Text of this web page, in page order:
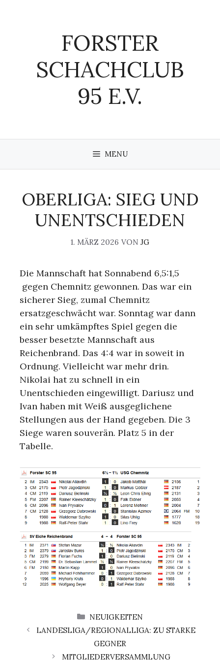
FORSTER
SCHACHCLUB
95 E.V.
MENU
OBERLIGA: SIEG UND
UNENTSCHIEDEN
1. MÄRZ 2026 VON JG
Die Mannschaft hat Sonnabend 6,5:1,5
gegen Chemnitz gewonnen. Das war ein
sicherer Sieg, zumal Chemnitz
ersatzgeschwächt war. Sonntag war dann
ein sehr umkämpftes Spiel gegen die
besser besetzte Mannschaft aus
Reichenbrand. Das 4:4 war in soweit in
Ordnung. Vielleicht war mehr drin.
Nikolai hat zu schnell in ein
Unentschieden eingewilligt. Dariusz und
Ivan haben mit Weiß ausgeglichene
Stellungen aus der Hand gegeben. Die 3
Siege waren souverän. Platz 5 in der
Tabelle.
KATEGORIEN
NEUIGKEITEN
LANDESLIGA/REGIONALLIGA: ZU STARKE
GEGNER
MITGLIEDERVERSAMMLUNG